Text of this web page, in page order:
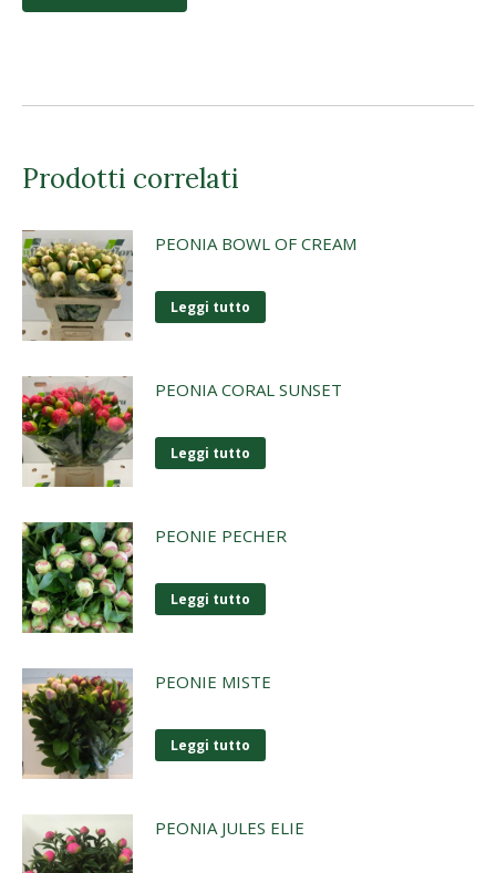
Prodotti correlati
PEONIA BOWL OF CREAM
Leggi tutto
PEONIA CORAL SUNSET
Leggi tutto
PEONIE PECHER
Leggi tutto
PEONIE MISTE
Leggi tutto
PEONIA JULES ELIE